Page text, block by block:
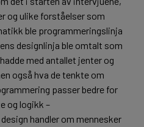
og ulike forståelser som
ble programmeringslinja
designlinja ble omtalt som
med antallet jenter og
også hva de tenkte om
passer bedre for
og logikk –
handler om mennesker